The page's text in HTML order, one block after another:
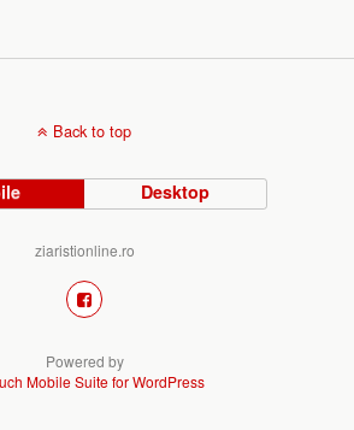
Back to top
Desktop
ziaristionline.ro
Powered by
Mobile Suite for WordPress